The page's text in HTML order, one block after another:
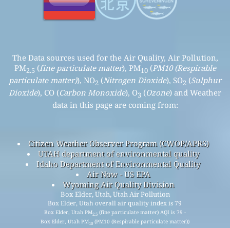
The Data sources used for the Air Quality, Air Pollution,
PM2.5 (fine particulate matter), PM10(PM10 (Respirable
particulate matter)), NO2 (Nitrogen Dioxide), SO2 (Sulphur
Dioxide), CO (Carbon Monoxide), O3 (Ozone) and Weather
data in this page are coming from:
Citizen Weather Observer Program (CWOP/APRS)
UTAH department of environmental quality
Idaho Department of Environmental Quality
Air Now - US EPA
Wyoming Air Quality Division
Box Elder, Utah, Utah Air Pollution
Box Elder, Utah overall air quality index is 79
Box Elder, Utah PM2.5(fine particulate matter) AQI is 79 -
Box Elder, Utah PM10(PM10 (Respirable particulate matter))